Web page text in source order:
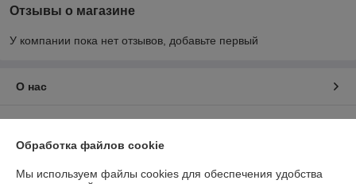
Отзывы о магазине
У компании пока нет отзывов, добавьте первый
О нас
Обработка файлов cookie
Мы используем файлы cookies для обеспечения удобства